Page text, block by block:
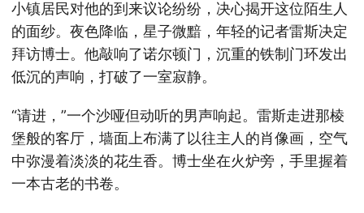
小镇居民对他的到来议论纷纷，决心揭开这位陌生人
的面纱。夜色降临，星子微黯，年轻的记者雷斯决定
拜访博士。他敲响了诺尔顿门，沉重的铁制门环发出
低沉的声响，打破了一室寂静。
“请进，”一个沙哑但动听的男声响起。雷斯走进那棱
堡般的客厅，墙面上布满了以往主人的肖像画，空气
中弥漫着淡淡的花生香。博士坐在火炉旁，手里握着
一本古老的书卷。